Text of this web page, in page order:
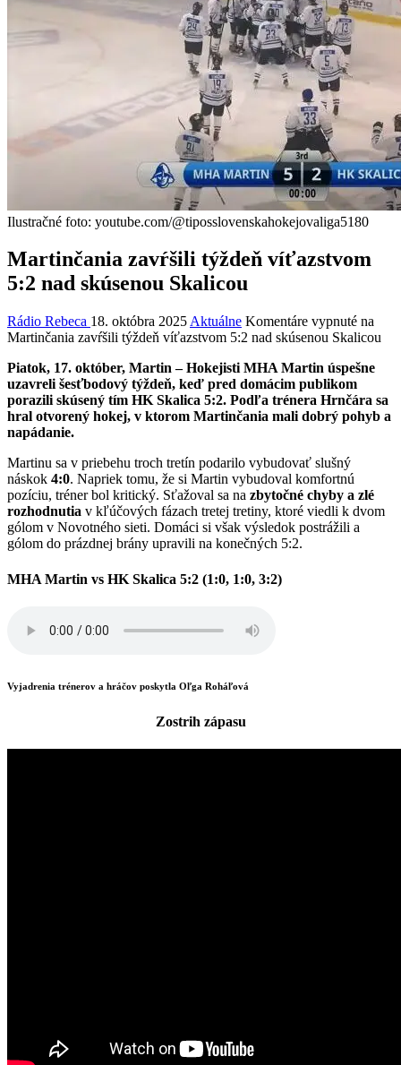
Ilustračné foto: youtube.com/@tiposslovenskahokejovaliga5180
Martinčania zavŕšili týždeň víťazstvom
5:2 nad skúsenou Skalicou
Rádio Rebeca 18. októbra 2025 Aktuálne Komentáre vypnuté na
Martinčania zavŕšili týždeň víťazstvom 5:2 nad skúsenou Skalicou
Piatok, 17. október, Martin – Hokejisti MHA Martin úspešne
uzavreli šesťbodový týždeň, keď pred domácim publikom
porazili skúsený tím HK Skalica 5:2. Podľa trénera Hrnčára sa
hral otvorený hokej, v ktorom Martinčania mali dobrý pohyb a
napádanie.
Martinu sa v priebehu troch tretín podarilo vybudovať slušný
náskok 4:0. Napriek tomu, že si Martin vybudoval komfortnú
pozíciu, tréner bol kritický. Sťažoval sa na zbytočné chyby a zlé
rozhodnutia v kľúčových fázach tretej tretiny, ktoré viedli k dvom
gólom v Novotného sieti. Domáci si však výsledok postrážili a
gólom do prázdnej brány upravili na konečných 5:2.
MHA Martin vs HK Skalica 5:2 (1:0, 1:0, 3:2)
Vyjadrenia trénerov a hráčov poskytla Oľga Roháľová
Zostrih zápasu